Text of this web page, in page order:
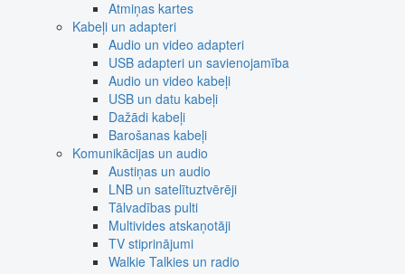
Atmiņas kartes
Kabeļi un adapteri
Audio un video adapteri
USB adapteri un savienojamība
Audio un video kabeļi
USB un datu kabeļi
Dažādi kabeļi
Barošanas kabeļi
Komunikācijas un audio
Austiņas un audio
LNB un satelītuztvērēji
Tālvadības pulti
Multivides atskaņotāji
TV stiprinājumi
Walkie Talkies un radio